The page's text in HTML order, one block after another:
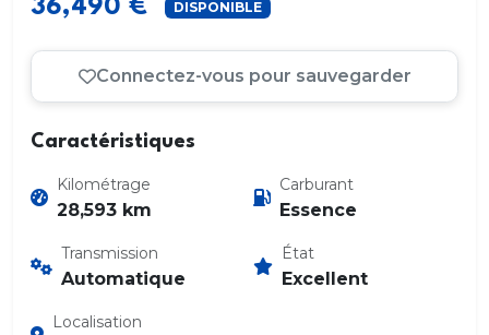
36,490 € DISPONIBLE
Connectez-vous pour sauvegarder
Caractéristiques
Kilométrage
28,593 km
Carburant
Essence
Transmission
Automatique
État
Excellent
Localisation